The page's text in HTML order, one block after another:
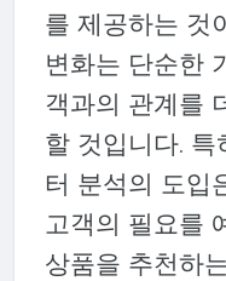
를 제공하는 것
변화는 단순한
객과의 관계를
할 것입니다. 특
터 분석의 도입
고객의 필요를
상품을 추천하